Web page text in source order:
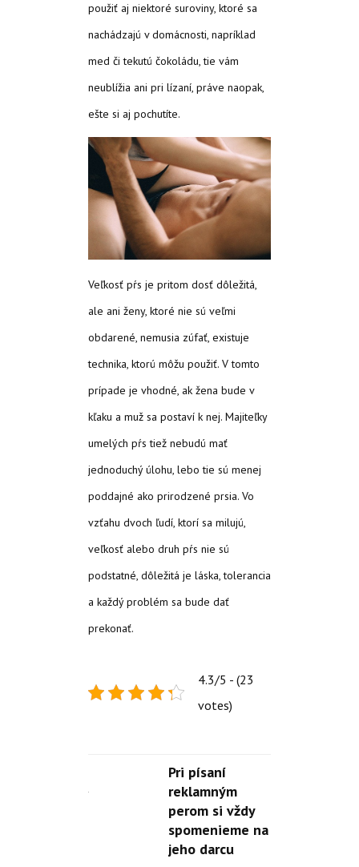
použiť aj niektoré suroviny, ktoré sa
nachádzajú v domácnosti, napríklad
med či tekutú čokoládu, tie vám
neublížia ani pri lízaní, práve naopak,
ešte si aj pochutíte.
Veľkosť pŕs je pritom dosť dôležitá,
ale ani ženy, ktoré nie sú veľmi
obdarené, nemusia zúfať, existuje
technika, ktorú môžu použiť. V tomto
prípade je vhodné, ak žena bude v
kľaku a muž sa postaví k nej. Majiteľky
umelých pŕs tiež nebudú mať
jednoduchý úlohu, lebo tie sú menej
poddajné ako prirodzené prsia. Vo
vzťahu dvoch ľudí, ktorí sa milujú,
veľkosť alebo druh pŕs nie sú
podstatné, dôležitá je láska, tolerancia
a každý problém sa bude dať
prekonať.
4.3/5 - (23
votes)
Pri písaní
reklamným
perom si vždy
spomenieme na
jeho darcu